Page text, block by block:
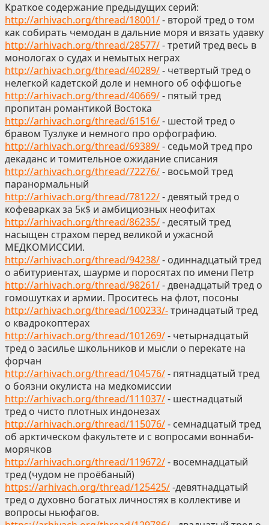
Краткое содержание предыдущих серий:
http://arhivach.org/thread/18001/- второй тред о том
как собирать чемодан в дальние моря и вязать удавку
http://arhivach.org/thread/28577/- третий тред весь в
монологах о судах и немытых неграх
http://arhivach.org/thread/40289/- четвертый тред о
нелегкой кадетской доле и немного об оффшогье
http://arhivach.org/thread/40669/- пятый тред
пропитан романтикой Востока
http://arhivach.org/thread/61516/- шестой тред о
бравом Тузлуке и немного про орфографию.
http://arhivach.org/thread/69389/- седьмой тред про
декаданс и томительное ожидание списания
http://arhivach.org/thread/72276/- восьмой тред
паранормальный
http://arhivach.org/thread/78122/- девятый тред о
кофеварках за 5к$ и амбициозных неофитах
http://arhivach.org/thread/86235/- десятый тред
насыщен страхом перед великой и ужасной
МЕДКОМИССИИ.
http://arhivach.org/thread/94238/- одиннадцатый тред
о абитуриентах, шаурме и поросятах по имени Петр
http://arhivach.org/thread/98261/- двенадцатый тред о
гомошутках и армии. Проситесь на флот, посоны
http://arhivach.org/thread/100233/-тринадцатый тред
о квадрокоптерах
http://arhivach.org/thread/101269/- четырнадцатый
тред о засилье школьников и мысли о перекате на
форчан
http://arhivach.org/thread/104576/- пятнадцатый тред
о боязни окулиста на медкомиссии
http://arhivach.org/thread/111037/- шестнадцатый
тред о чисто плотных индонезах
http://arhivach.org/thread/115076/- семнадцатый тред
об арктическом факультете и с вопросами воннаби-
морячков
http://arhivach.org/thread/119672/- восемнадцатый
тред (чудом не проёбаный)
https://arhivach.org/thread/125425/-девятнадцатый
тред о духовно богатых личностях в коллективе и
вопросы ньюфагов.